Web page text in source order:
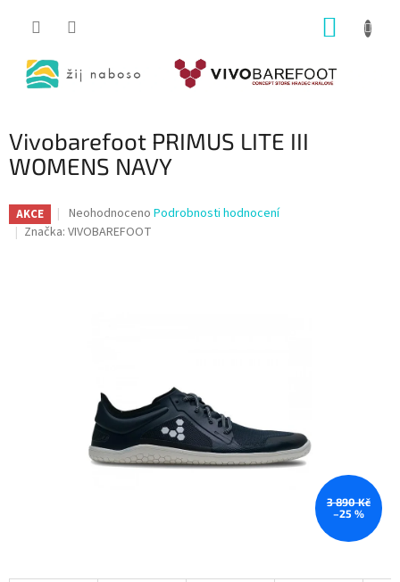
Vivobarefoot PRIMUS LITE III
WOMENS NAVY
AKCE
Průměrné
hodnocení
Neohodnoceno Podrobnosti hodnocení
Značka: VIVOBAREFOOT
3 890 Kč
–25 %